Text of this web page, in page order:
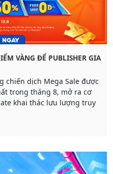
VÀNG ĐỂ PUBLISHER GIA
chiến dịch Mega Sale được
trong tháng 8, mở ra cơ
khai thác lưu lượng truy